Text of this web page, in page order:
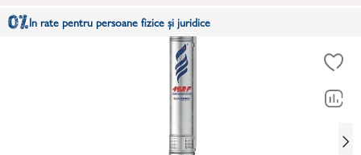
In rate pentru persoane fizice și juridice